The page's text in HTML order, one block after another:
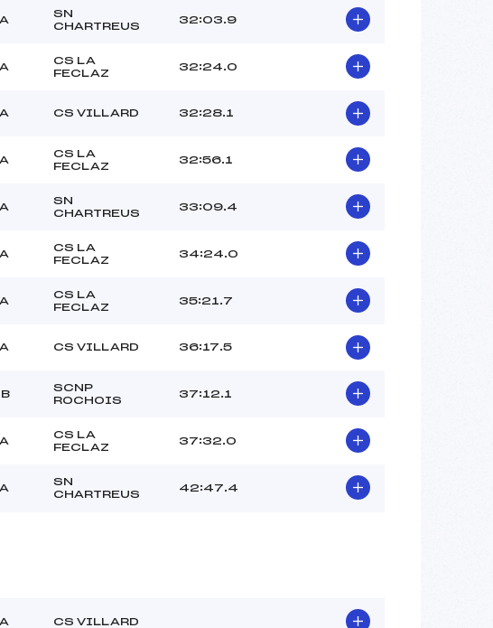
SN
CHARTREUS
32:03.9
CS LA
FECLAZ
32:24.0
CS VILLARD 32:28.1
CS LA
FECLAZ
32:56.1
SN
CHARTREUS
33:09.4
CS LA
FECLAZ
34:24.0
CS LA
FECLAZ
35:21.7
CS VILLARD 36:17.5
SCNP
ROCHOIS
37:12.1
CS LA
FECLAZ
37:32.0
SN
CHARTREUS
42:47.4
CS VILLARD